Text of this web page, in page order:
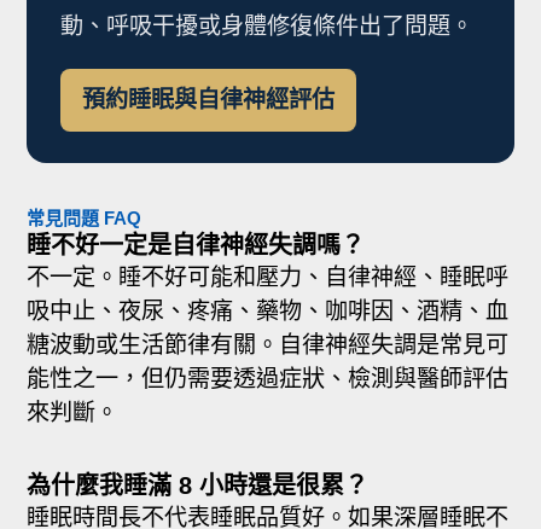
動、呼吸干擾或身體修復條件出了問題。
預約睡眠與自律神經評估
常見問題 FAQ
睡不好一定是自律神經失調嗎？
不一定。睡不好可能和壓力、自律神經、睡眠呼
吸中止、夜尿、疼痛、藥物、咖啡因、酒精、血
糖波動或生活節律有關。自律神經失調是常見可
能性之一，但仍需要透過症狀、檢測與醫師評估
來判斷。
為什麼我睡滿 8 小時還是很累？
睡眠時間長不代表睡眠品質好。如果深層睡眠不